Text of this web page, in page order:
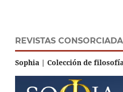
REVISTAS
Sophia | Colección de